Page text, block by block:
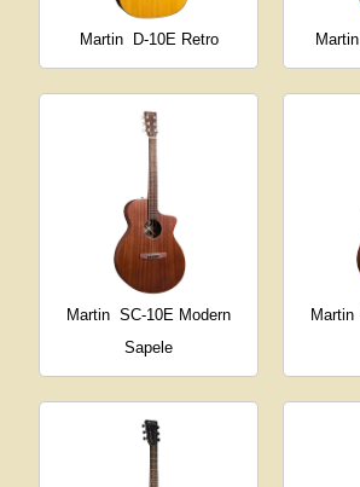
Martin D-10E Retro Martin
Martin SC-10E Modern
Sapele
Martin